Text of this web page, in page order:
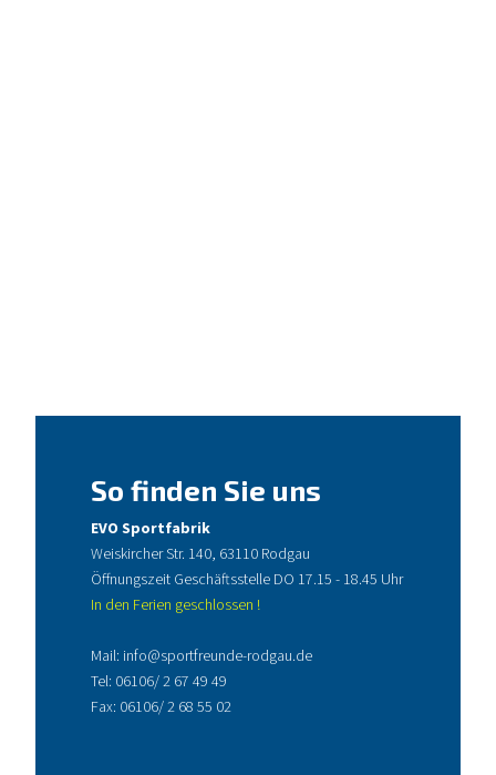
So finden Sie uns
EVO Sportfabrik
Weiskircher Str. 140, 63110 Rodgau
Öffnungszeit Geschäftsstelle DO 17.15 - 18.45 Uhr
In den Ferien geschlossen !
Mail: info@sportfreunde-rodgau.de
Tel: 06106/ 2 67 49 49
Fax: 06106/ 2 68 55 02